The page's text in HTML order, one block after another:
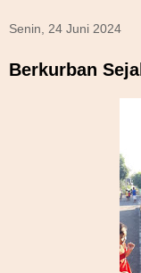
Senin, 24 Juni 2024
Berkurban